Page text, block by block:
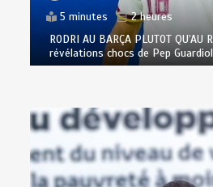
5 minutes
2 heures
RODRI AU BARÇA PLUTOT
révélations chocs de Pep